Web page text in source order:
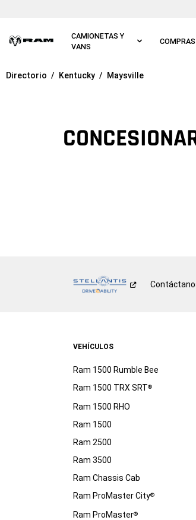
CAMIONETAS Y
VANS
COMPRAS
Ir a
Directorio Kentucky Maysville
VEHÍCULOS
Ram 1500 Rumble Bee
Ram 1500 TRX SRT®
Ram 1500 RHO
Ram 1500
Ram 2500
Ram 3500
Ram Chassis Cab
Ram ProMaster City®
Ram ProMaster®